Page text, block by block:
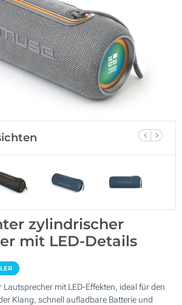
zylindrischer
mit LED-Details
mit LED-Effekten, ideal für den
Klang, schnell aufladbare Batterie und